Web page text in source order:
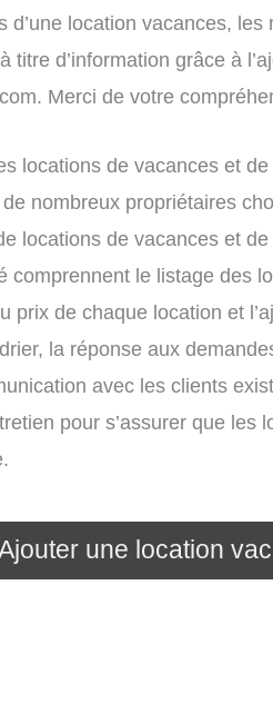
d’une location vacances,
titre d’information grâce à
Merci de votre
locations de vacances et
nombreux propriétaires
locations de vacances et
comprennent le listage des
prix de chaque location et
la réponse aux
avec les clients
pour s’assurer que
une location